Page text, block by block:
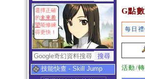
選擇正確
的未來希
望能修練
得更快！
技能快查 - Skill Jump
G點數
每日
活動/